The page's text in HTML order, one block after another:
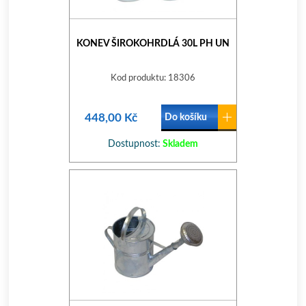
KONEV ŠIROKOHRDLÁ 30L PH UN
Kod produktu: 18306
448,00 Kč Do košíku
Dostupnost: Skladem